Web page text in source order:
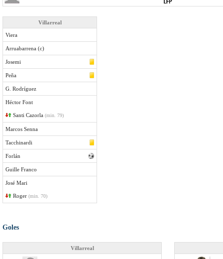
Villarreal
Viera
Arruabarrena (c)
Josemi
Peña
G. Rodríguez
Héctor Font
Santi Cazorla (min. 79)
Marcos Senna
Tacchinardi
Forlán
Guille Franco
José Mari
Roger (min. 70)
Goles
Villarreal